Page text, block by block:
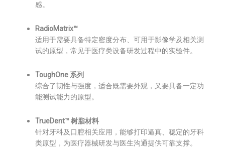
感。
RadioMatrix™
适用于需要具备特定密度分布、可用于影像学及相关测
试的原型，常见于医疗类设备研发过程中的实验件。
ToughOne 系列
综合了韧性与强度，适合既需要外观，又要具备一定功
能测试能力的原型。
TrueDent™ 树脂材料
针对牙科及口腔相关应用，能够打印逼真、稳定的牙科
类原型，为医疗器械研发与医生沟通提供可靠支撑。